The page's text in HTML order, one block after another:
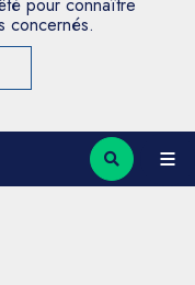
concernés.